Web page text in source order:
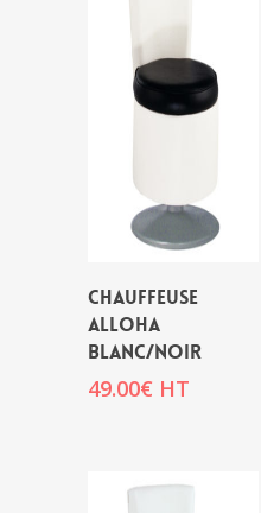
CHAUFFEUSE
ALLOHA
BLANC/NOIR
49.00€ HT